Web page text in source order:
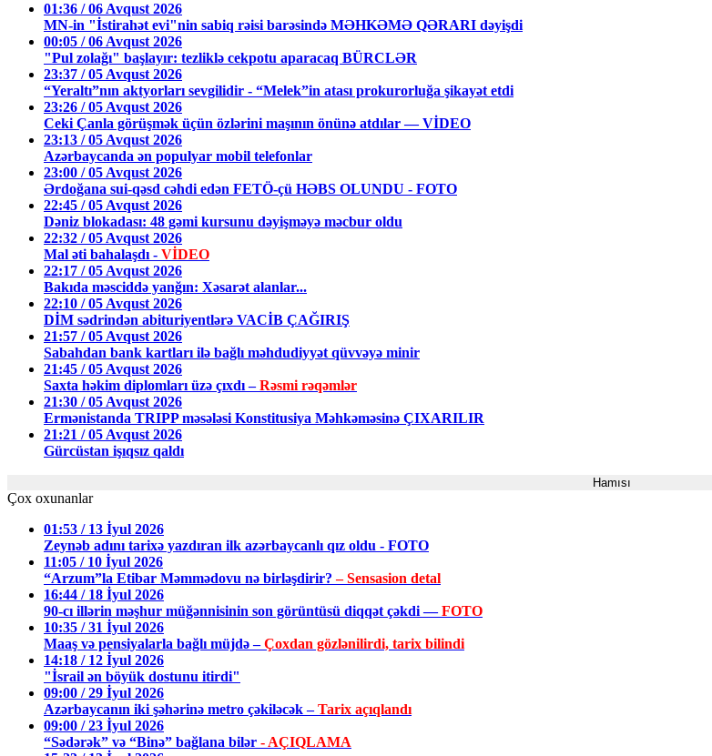
01:36 / 06 Avqust 2026
MN-in "İstirahət evi"nin sabiq rəisi barəsində MƏHKƏMƏ QƏRARI dəyişdi
00:05 / 06 Avqust 2026
"Pul zolağı" başlayır: tezliklə cekpotu aparacaq BÜRCLƏR
23:37 / 05 Avqust 2026
“Yeraltı”nın aktyorları sevgilidir - “Melek”in atası prokurorluğa şikayət etdi
23:26 / 05 Avqust 2026
Ceki Çanla görüşmək üçün özlərini maşının önünə atdılar — VİDEO
23:13 / 05 Avqust 2026
Azərbaycanda ən populyar mobil telefonlar
23:00 / 05 Avqust 2026
Ərdoğana sui-qəsd cəhdi edən FETÖ-çü HƏBS OLUNDU - FOTO
22:45 / 05 Avqust 2026
Dəniz blokadası: 48 gəmi kursunu dəyişməyə məcbur oldu
22:32 / 05 Avqust 2026
Mal əti bahalaşdı - VİDEO
22:17 / 05 Avqust 2026
Bakıda məsciddə yanğın: Xəsarət alanlar...
22:10 / 05 Avqust 2026
DİM sədrindən abituriyentlərə VACİB ÇAĞIRIŞ
21:57 / 05 Avqust 2026
Sabahdan bank kartları ilə bağlı məhdudiyyət qüvvəyə minir
21:45 / 05 Avqust 2026
Saxta həkim diplomları üzə çıxdı –Rəsmi rəqəmlər
21:30 / 05 Avqust 2026
Ermənistanda TRIPP məsələsi Konstitusiya Məhkəməsinə ÇIXARILIR
21:21 / 05 Avqust 2026
Gürcüstan işıqsız qaldı
Hamısı
Çox oxunanlar
01:53 / 13 İyul 2026
Zeynəb adını tarixə yazdıran ilk azərbaycanlı qız oldu - FOTO
11:05 / 10 İyul 2026
“Arzum”la Etibar Məmmədovu nə birləşdirir?– Sensasion detal
16:44 / 18 İyul 2026
90-cı illərin məşhur müğənnisinin son görüntüsü diqqət çəkdi —FOTO
10:35 / 31 İyul 2026
Maaş və pensiyalarla bağlı müjdə –Çoxdan gözlənilirdi, tarix bilindi
14:18 / 12 İyul 2026
"İsrail ən böyük dostunu itirdi"
09:00 / 29 İyul 2026
Azərbaycanın iki şəhərinə metro çəkiləcək –Tarix açıqlandı
09:00 / 23 İyul 2026
“Sədərək” və “Binə” bağlana bilər - AÇIQLAMA